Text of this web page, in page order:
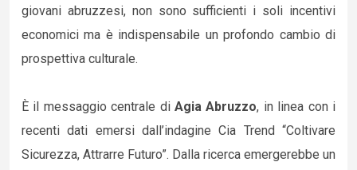
giovani abruzzesi, non sono sufficienti i soli incentivi
economici ma è indispensabile un profondo cambio di
prospettiva culturale.
È il messaggio centrale di Agia Abruzzo, in linea con i
recenti dati emersi dall’indagine Cia Trend “Coltivare
Sicurezza, Attrarre Futuro”. Dalla ricerca emergerebbe un